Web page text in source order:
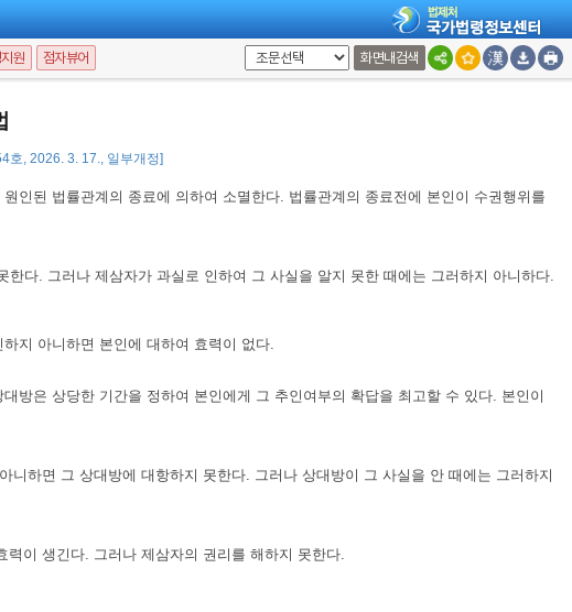
원 점자뷰어 화면내검색
호, 2026. 3. 17., 일부개정]
면 소멸된다.
인된 법률관계의 종료에 의하여 소멸한다. 법률관계의 종료전에 본인이 수권행위를
다. 그러나 제삼자가 과실로 인하여 그 사실을 알지 못한 때에는 그러하지 아니하다.
지 아니하면 본인에 대하여 효력이 없다.
방은 상당한 기간을 정하여 본인에게 그 추인여부의 확답을 최고할 수 있다. 본인이
니하면 그 상대방에 대항하지 못한다. 그러나 상대방이 그 사실을 안 때에는 그러하지
이 생긴다. 그러나 제삼자의 권리를 해하지 못한다.